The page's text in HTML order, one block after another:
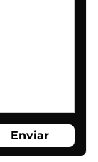
Enviar